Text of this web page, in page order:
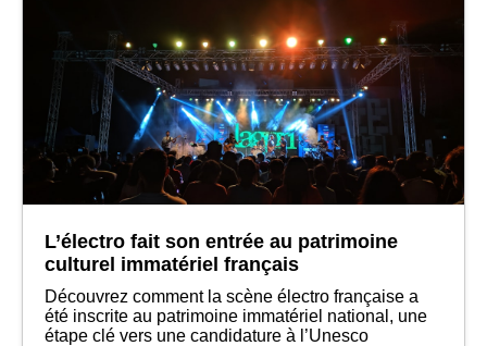
L’électro fait son entrée au patrimoine
culturel immatériel français
Découvrez comment la scène électro française a
été inscrite au patrimoine immatériel national, une
étape clé vers une candidature à l’Unesco